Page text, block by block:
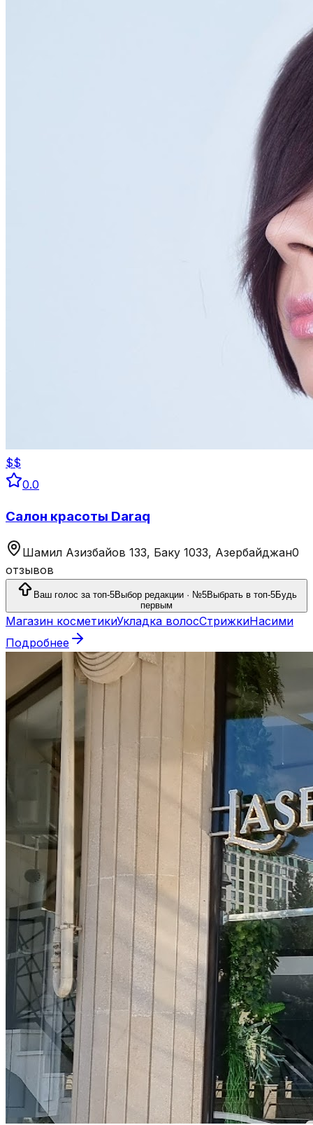
$$
0.0
Салон красоты Daraq
Шамил Азизбайов 133, Баку 1033, Азербайджан0
отзывов
Ваш голос за топ-5Выбор редакции · №5Выбрать в топ-5Будь
первым
Магазин косметикиУкладка волосСтрижкиНасими
Подробнее